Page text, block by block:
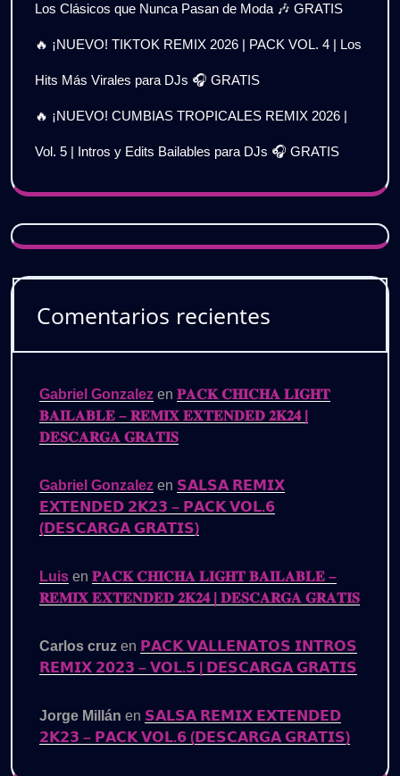
Los Clásicos que Nunca Pasan de Moda 🎶 GRATIS
🔥 ¡NUEVO! TIKTOK REMIX 2026 | PACK VOL. 4 | Los
Hits Más Virales para DJs 🎧 GRATIS
🔥 ¡NUEVO! CUMBIAS TROPICALES REMIX 2026 |
Vol. 5 | Intros y Edits Bailables para DJs 🎧 GRATIS
Comentarios recientes
Gabriel Gonzalez en 𝐏𝐀𝐂𝐊 𝐂𝐇𝐈𝐂𝐇𝐀 𝐋𝐈𝐆𝐇𝐓
𝐁𝐀𝐈𝐋𝐀𝐁𝐋𝐄 – 𝐑𝐄𝐌𝐈𝐗 𝐄𝐗𝐓𝐄𝐍𝐃𝐄𝐃 𝟐𝐊𝟐𝟒 |
𝐃𝐄𝐒𝐂𝐀𝐑𝐆𝐀 𝐆𝐑𝐀𝐓𝐈𝐒
Gabriel Gonzalez en 𝗦𝗔𝗟𝗦𝗔 𝗥𝗘𝗠𝗜𝗫
𝗘𝗫𝗧𝗘𝗡𝗗𝗘𝗗 𝟮𝗞𝟮𝟯 – 𝗣𝗔𝗖𝗞 𝗩𝗢𝗟.𝟲
(𝗗𝗘𝗦𝗖𝗔𝗥𝗚𝗔 𝗚𝗥𝗔𝗧𝗜𝗦)
Luis en 𝐏𝐀𝐂𝐊 𝐂𝐇𝐈𝐂𝐇𝐀 𝐋𝐈𝐆𝐇𝐓 𝐁𝐀𝐈𝐋𝐀𝐁𝐋𝐄 –
𝐑𝐄𝐌𝐈𝐗 𝐄𝐗𝐓𝐄𝐍𝐃𝐄𝐃 𝟐𝐊𝟐𝟒 | 𝐃𝐄𝐒𝐂𝐀𝐑𝐆𝐀 𝐆𝐑𝐀𝐓𝐈𝐒
Carlos cruz en 𝗣𝗔𝗖𝗞 𝗩𝗔𝗟𝗟𝗘𝗡𝗔𝗧𝗢𝗦 𝗜𝗡𝗧𝗥𝗢𝗦
𝗥𝗘𝗠𝗜𝗫 𝟮𝟬𝟮𝟯 – 𝗩𝗢𝗟.𝟱 | 𝗗𝗘𝗦𝗖𝗔𝗥𝗚𝗔 𝗚𝗥𝗔𝗧𝗜𝗦
Jorge Millán en 𝗦𝗔𝗟𝗦𝗔 𝗥𝗘𝗠𝗜𝗫 𝗘𝗫𝗧𝗘𝗡𝗗𝗘𝗗
𝟮𝗞𝟮𝟯 – 𝗣𝗔𝗖𝗞 𝗩𝗢𝗟.𝟲 (𝗗𝗘𝗦𝗖𝗔𝗥𝗚𝗔 𝗚𝗥𝗔𝗧𝗜𝗦)